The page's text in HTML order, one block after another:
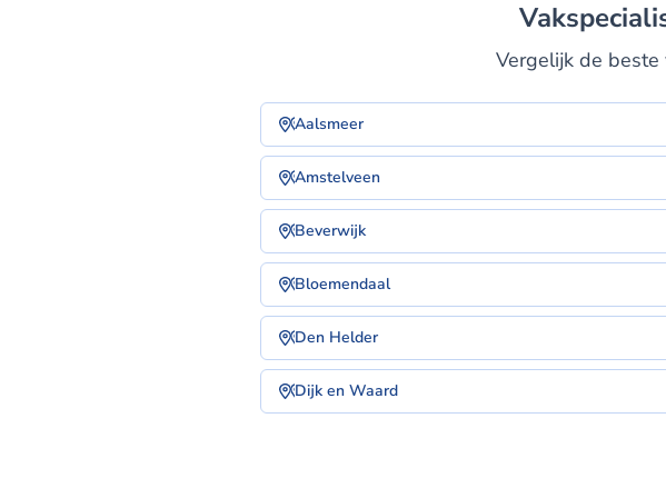
Vergelijk de
Aalsmeer
Amstelveen
Beverwijk
Bloemendaal
Den Helder
Dijk en Waard